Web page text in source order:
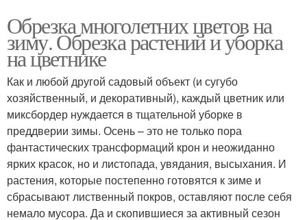
Обрезка многолетних цветов на
зиму. Обрезка растений и уборка
на цветнике
Как и любой другой садовый объект (и сугубо
хозяйственный, и декоративный), каждый цветник или
миксбордер нуждается в тщательной уборке в
преддверии зимы. Осень – это не только пора
фантастических трансформаций крон и неожиданно
ярких красок, но и листопада, увядания, высыхания. И
растения, которые постепенно готовятся к зиме и
сбрасывают лиственный покров, оставляют после себя
немало мусора. Да и скопившиеся за активный сезон